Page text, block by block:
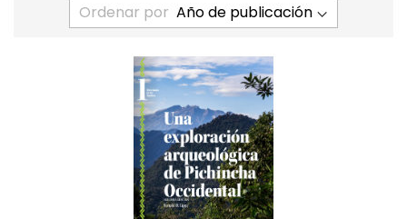
Ordenar por